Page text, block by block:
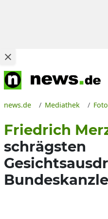
news.de Mediathek
Friedrich
schrägsten